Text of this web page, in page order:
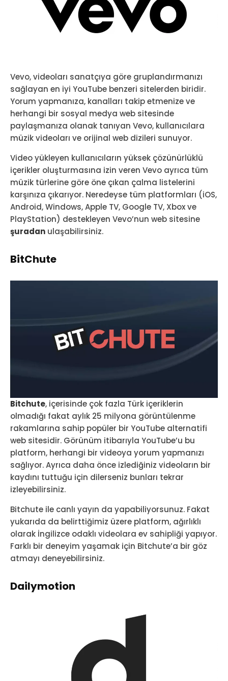
Vevo, videoları sanatçıya göre gruplandırmanızı
sağlayan en iyi YouTube benzeri sitelerden biridir.
Yorum yapmanıza, kanalları takip etmenize ve
herhangi bir sosyal medya web sitesinde
paylaşmanıza olanak tanıyan Vevo, kullanıcılara
müzik videoları ve orijinal web dizileri sunuyor.
Video yükleyen kullanıcıların yüksek çözünürlüklü
içerikler oluşturmasına izin veren Vevo ayrıca tüm
müzik türlerine göre öne çıkan çalma listelerini
karşınıza çıkarıyor. Neredeyse tüm platformları (iOS,
Android, Windows, Apple TV, Google TV, Xbox ve
PlayStation) destekleyen Vevo’nun web sitesine
şuradan ulaşabilirsiniz.
BitChute
Bitchute, içerisinde çok fazla Türk içeriklerin
olmadığı fakat aylık 25 milyona görüntülenme
rakamlarına sahip popüler bir YouTube alternatifi
web sitesidir. Görünüm itibarıyla YouTube’u bu
platform, herhangi bir videoya yorum yapmanızı
sağlıyor. Ayrıca daha önce izlediğiniz videoların bir
kaydını tuttuğu için dilerseniz bunları tekrar
izleyebilirsiniz.
Bitchute ile canlı yayın da yapabiliyorsunuz. Fakat
yukarıda da belirttiğimiz üzere platform, ağırlıklı
olarak İngilizce odaklı videolara ev sahipliği yapıyor.
Farklı bir deneyim yaşamak için Bitchute’a bir göz
atmayı deneyebilirsiniz.
Dailymotion